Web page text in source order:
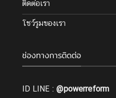
ติดต่อเรา
โชว์รูมของเรา
ช่องทางการติดต่อ
ID LINE : @powerreform